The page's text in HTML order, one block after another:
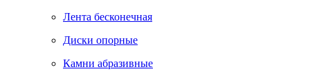
Лента бесконечная
Диски опорные
Камни абразивные